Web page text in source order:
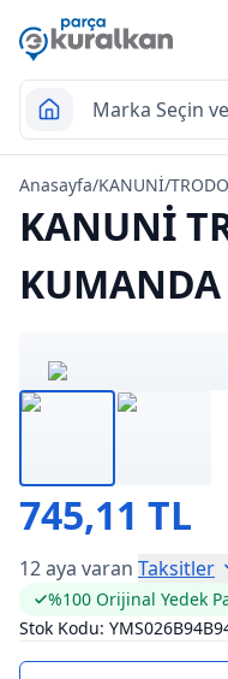
Anasayfa/KANUNİ/
KANUNİ
KUMANDA
745,11 TL
12 aya varan Taksitler
%100 Orijinal Yedek
Stok Kodu: